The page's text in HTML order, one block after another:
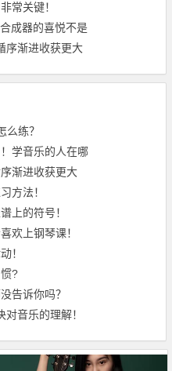
常关键！
成器的喜悦不是
序渐进收获更大
么练？
学音乐的人在哪
渐进收获更大
方法！
上的符号！
欢上钢琴课！
！
?
告诉你吗？
音乐的理解！